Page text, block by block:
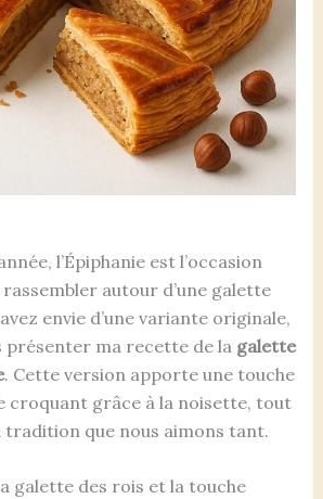
l’Épiphanie est l’occasion
autour d’une galette
envie d’une variante originale,
présenter ma recette de la galette
. Cette version apporte une touche
croquant grâce à la noisette, tout
que nous aimons tant.
galette des rois et la touche